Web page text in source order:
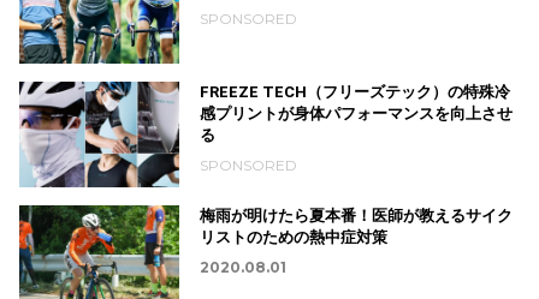
SPONSORED
FREEZE TECH（フリーズテック）の特殊冷
感プリントが身体パフォーマンスを向上させ
る
SPONSORED
梅雨が明けたら夏本番！医師が教えるサイク
リストのための熱中症対策
2020.08.01